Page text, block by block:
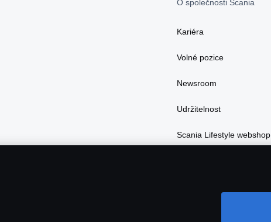
O společnosti Scania
Kariéra
Volné pozice
Newsroom
Udržitelnost
Scania Lifestyle webshop